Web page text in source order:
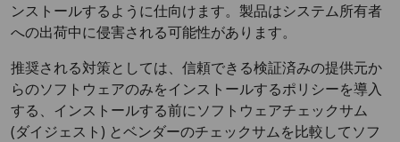
ンストールするように仕向けます。製品はシステム所有者
への出荷中に侵害される可能性があります。
推奨される対策としては、信頼できる検証済みの提供元か
らのソフトウェアのみをインストールするポリシーを導入
する、インストールする前にソフトウェアチェックサム
(ダイジェスト) とベンダーのチェックサムを比較してソフ